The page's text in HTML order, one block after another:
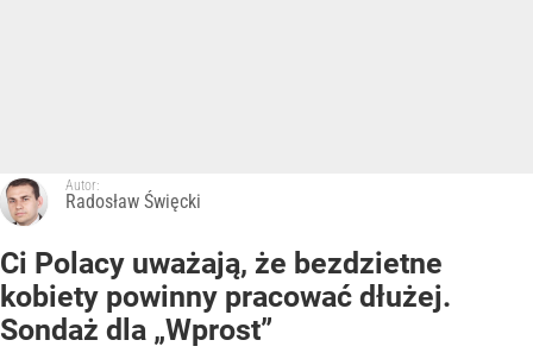
Autor:
Radosław Święcki
Ci Polacy uważają, że bezdzietne
kobiety powinny pracować dłużej.
Sondaż dla „Wprost”